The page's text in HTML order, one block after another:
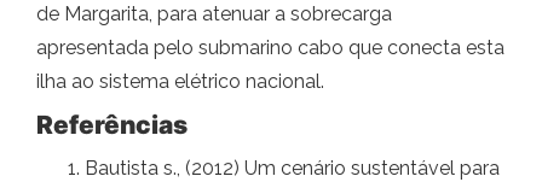
de Margarita, para atenuar a sobrecarga
apresentada pelo submarino cabo que conecta esta
ilha ao sistema elétrico nacional.
Referências
Bautista s., (2012) Um cenário sustentável para